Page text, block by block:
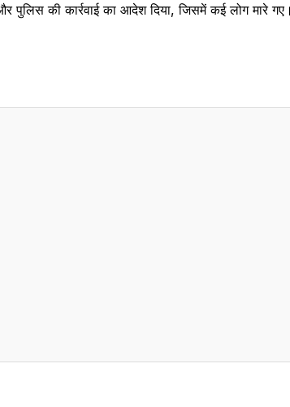
की कार्रवाई का आदेश दिया, जिसमें कई लोग मारे